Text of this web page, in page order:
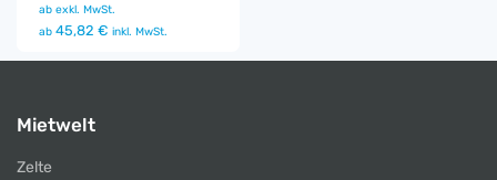
ab exkl. MwSt.
ab 45,82 € inkl. MwSt.
Mietwelt
Zelte